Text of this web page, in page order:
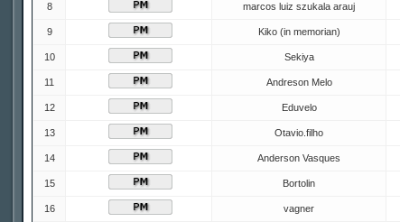
8 marcos luiz szukala arauj
9 Kiko (in memorian)
10 Sekiya
11 Andreson Melo
12 Eduvelo
13 Otavio.filho
14 Anderson Vasques
15 Bortolin
16 vagner